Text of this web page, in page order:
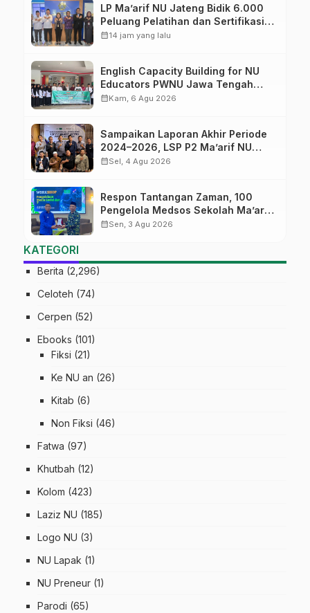
LP Ma’arif NU Jateng Bidik 6.000
Peluang Pelatihan dan Sertifikasi
bagi Lulusan SMK
calendar_month14 jam yang lalu
English Capacity Building for NU
Educators PWNU Jawa Tengah
Batch#4; Membuka Jalan Menuju
calendar_monthKam, 6 Agu 2026
Sampaikan Laporan Akhir Periode
2024–2026, LSP P2 Ma’arif NU
Jateng Mantapkan Sinergi Link and
calendar_monthSel, 4 Agu 2026
Respon Tantangan Zaman, 100
Pengelola Medsos Sekolah Ma’arif
Pekalongan Ikuti Pelatihan Literasi
calendar_monthSen, 3 Agu 2026
KATEGORI
Berita (2,296)
Celoteh (74)
Cerpen (52)
Ebooks (101)
Fiksi (21)
Ke NU an (26)
Kitab (6)
Non Fiksi (46)
Fatwa (97)
Khutbah (12)
Kolom (423)
Laziz NU (185)
Logo NU (3)
NU Lapak (1)
NU Preneur (1)
Parodi (65)